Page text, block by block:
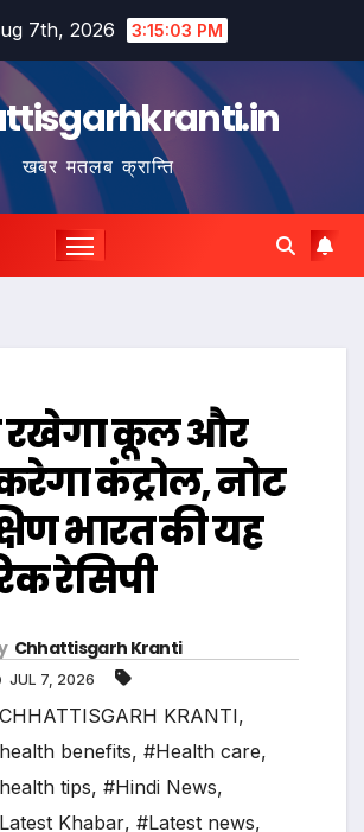
7th, 2026 3:15:04 PM
खबर मतलब क्रान्ति
रखेगा कूल और
कंट्रोल, नोट
भारत की यह
रेसिपी
Chhattisgarh Kranti
JUL 7, 2026
KRANTI,
benefits, #Health care,
tips, #Hindi News,
Khabar, #Latest news,